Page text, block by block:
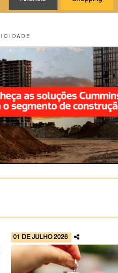
C I D A D E
01 DE JULHO 2026